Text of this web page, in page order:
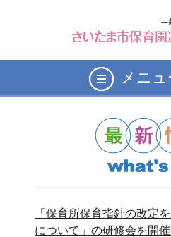
メニュ
「保育所保育指針の改定
について」の研修会を開